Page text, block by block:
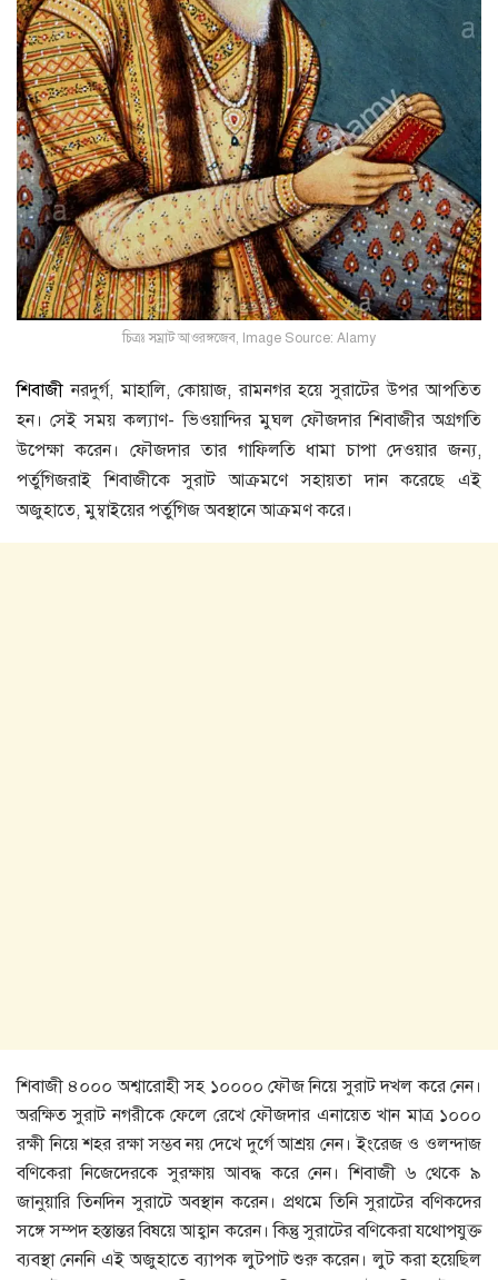
চিত্রঃ সম্রাট আওরঙ্গজেব, Image Source: Alamy
শিবাজী নরদুর্গ, মাহালি, কোয়াজ, রামনগর হয়ে সুরাটের উপর আপতিত
হন। সেই সময় কল্যাণ- ভিওয়ান্দির মুঘল ফৌজদার শিবাজীর অগ্রগতি
উপেক্ষা করেন। ফৌজদার তার গাফিলতি ধামা চাপা দেওয়ার জন্য,
পর্তুগিজরাই শিবাজীকে সুরাট আক্রমণে সহায়তা দান করেছে এই
অজুহাতে, মুম্বাইয়ের পর্তুগিজ অবস্থানে আক্রমণ করে।
শিবাজী ৪০০০ অশ্বারোহী সহ ১০০০০ ফৌজ নিয়ে সুরাট দখল করে নেন।
অরক্ষিত সুরাট নগরীকে ফেলে রেখে ফৌজদার এনায়েত খান মাত্র ১০০০
রক্ষী নিয়ে শহর রক্ষা সম্ভব নয় দেখে দুর্গে আশ্রয় নেন। ইংরেজ ও ওলন্দাজ
বণিকেরা নিজেদেরকে সুরক্ষায় আবদ্ধ করে নেন। শিবাজী ৬ থেকে ৯
জানুয়ারি তিনদিন সুরাটে অবস্থান করেন। প্রথমে তিনি সুরাটের বণিকদের
সঙ্গে সম্পদ হস্তান্তর বিষয়ে আহ্বান করেন। কিন্তু সুরাটের বণিকেরা যথোপযুক্ত
ব্যবস্থা নেননি এই অজুহাতে ব্যাপক লুটপাট শুরু করেন। লুট করা হয়েছিল